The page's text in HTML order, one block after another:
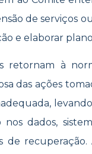
de serviços
e elaborar
retornam à
das ações
dados,
de